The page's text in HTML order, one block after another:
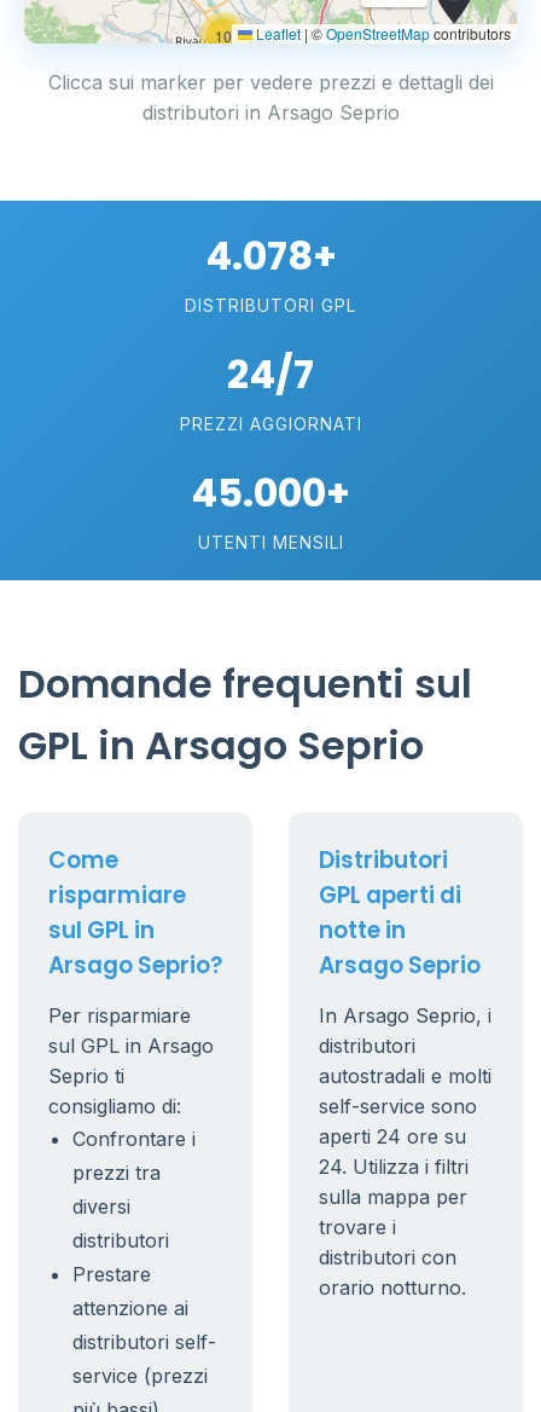
10 Leaflet | ©OpenStreetMapcontributors
Clicca sui marker per vedere prezzi e dettagli dei
distributori in Arsago Seprio
4.078+
DISTRIBUTORI GPL
24/7
PREZZI AGGIORNATI
45.000+
UTENTI MENSILI
Domande frequenti sul
GPL in Arsago Seprio
Come
risparmiare
sul GPL in
Arsago Seprio?
Per risparmiare
sul GPL in Arsago
Seprio ti
consigliamo di:
Confrontare i
prezzi tra
diversi
distributori
Prestare
attenzione ai
distributori self-
service (prezzi
Distributori
GPL aperti di
notte in
Arsago Seprio
In Arsago Seprio, i
distributori
autostradali e molti
self-service sono
aperti 24 ore su
24. Utilizza i filtri
sulla mappa per
trovare i
distributori con
orario notturno.